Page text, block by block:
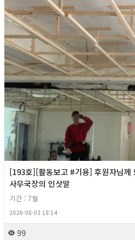
[193호][활동보고 #기용] 후원자님께
사무국장의 인삿말
기간 : 7월
2026-08-03 18:14
99